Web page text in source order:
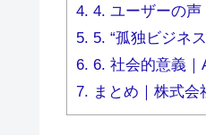
4. 4. ユーザーの
5. 5. “孤独ビジネ
6. 6. 社会的意義
7. まとめ｜株式会